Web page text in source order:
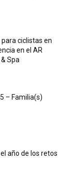
ciclistas en
en el AR
Spa
– Familia(s)
año de los retos